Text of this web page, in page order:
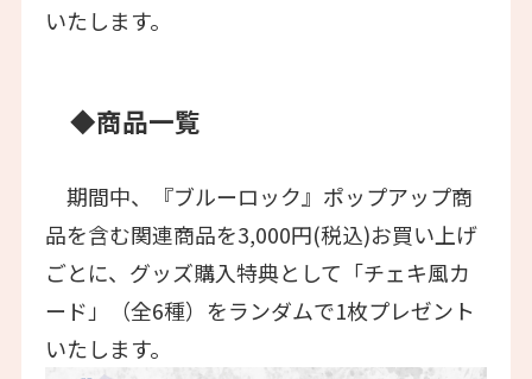
いたします。
◆商品一覧
期間中、『ブルーロック』ポップアップ商
品を含む関連商品を3,000円(税込)お買い上げ
ごとに、グッズ購入特典として「チェキ風カ
ード」（全6種）をランダムで1枚プレゼント
いたします。